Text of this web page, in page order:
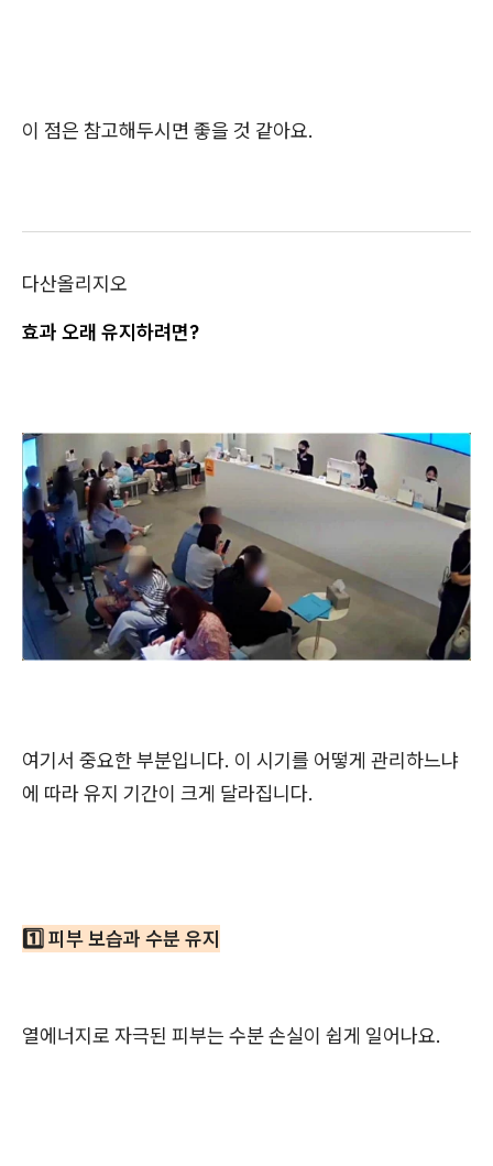
이 점은 참고해두시면 좋을 것 같아요.
다산올리지오
효과 오래 유지하려면?
여기서 중요한 부분입니다. 이 시기를 어떻게 관리하느냐
에 따라 유지 기간이 크게 달라집니다.
1️⃣ 피부 보습과 수분 유지
열에너지로 자극된 피부는 수분 손실이 쉽게 일어나요.